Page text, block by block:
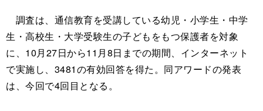
調査は、通信教育を受講している幼児・小学生・中学
生・高校生・大学受験生の子どもをもつ保護者を対象
に、10月27日から11月8日までの期間、インターネット
で実施し、3481の有効回答を得た。同アワードの発表
は、今回で4回目となる。